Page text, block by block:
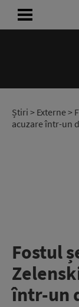
Știri > Externe>
acuzare într-un
Fostul
într-un
RADIO